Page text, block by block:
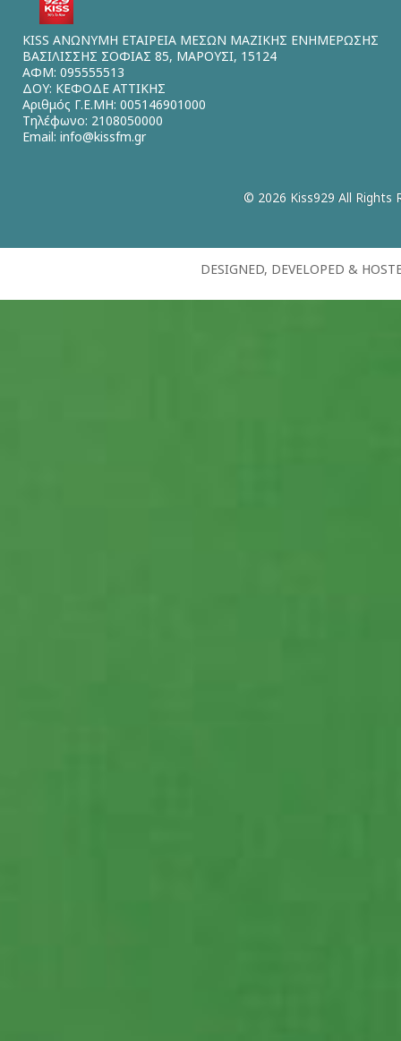
KISS ΑΝΩΝΥΜΗ ΕΤΑΙΡΕΙΑ ΜΕΣΩΝ ΜΑΖΙΚΗΣ ΕΝΗΜΕΡΩΣΗΣ
ΒΑΣΙΛΙΣΣΗΣ ΣΟΦΙΑΣ 85, ΜΑΡΟΥΣΙ, 15124
ΑΦΜ: 095555513
ΔΟΥ: ΚΕΦΟΔΕ ΑΤΤΙΚΗΣ
Αριθμός Γ.Ε.ΜΗ: 005146901000
Τηλέφωνο: 2108050000
Email: info@kissfm.gr
© 2026 Kiss929 All Rights
DESIGNED, DEVELOPED &